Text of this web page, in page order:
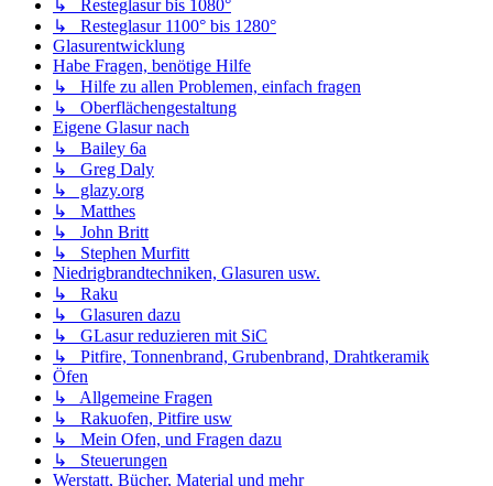
↳ Resteglasur bis 1080°
↳ Resteglasur 1100° bis 1280°
Glasurentwicklung
Habe Fragen, benötige Hilfe
↳ Hilfe zu allen Problemen, einfach fragen
↳ Oberflächengestaltung
Eigene Glasur nach
↳ Bailey 6a
↳ Greg Daly
↳ glazy.org
↳ Matthes
↳ John Britt
↳ Stephen Murfitt
Niedrigbrandtechniken, Glasuren usw.
↳ Raku
↳ Glasuren dazu
↳ GLasur reduzieren mit SiC
↳ Pitfire, Tonnenbrand, Grubenbrand, Drahtkeramik
Öfen
↳ Allgemeine Fragen
↳ Rakuofen, Pitfire usw
↳ Mein Ofen, und Fragen dazu
↳ Steuerungen
Werstatt, Bücher, Material und mehr